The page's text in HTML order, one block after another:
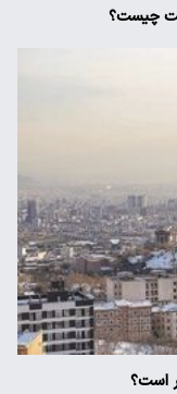
است؟